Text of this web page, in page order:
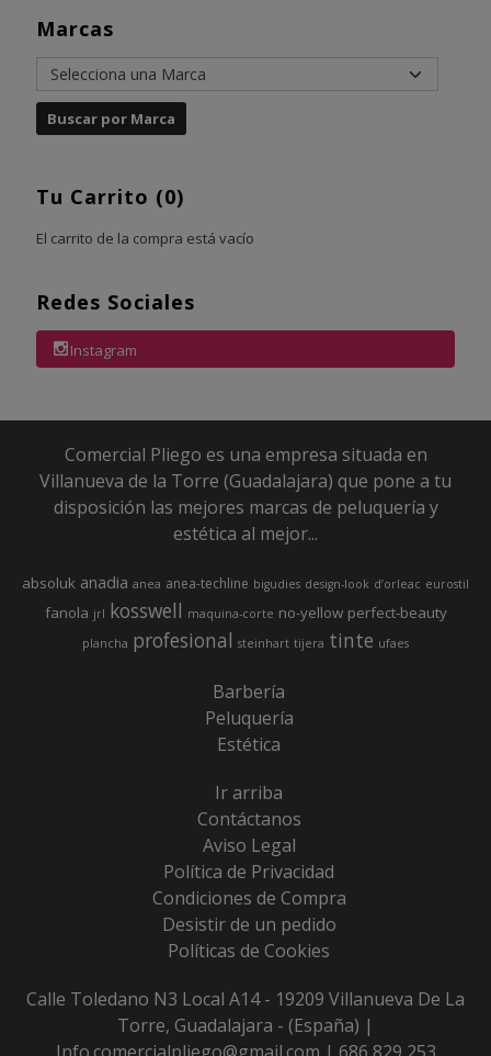
Marcas
Tu Carrito (0)
El carrito de la compra está vacío
Redes Sociales
Instagram
Comercial Pliego es una empresa situada en
Villanueva de la Torre (Guadalajara) que pone a tu
disposición las mejores marcas de peluquería y
estética al mejor...
absoluk anadia anea anea-techline bigudies design-look d’orleac eurostil
fanola jrl kosswell maquina-corte no-yellow perfect-beauty
plancha profesional steinhart tijera tinte ufaes
Barbería
Peluquería
Estética
Ir arriba
Contáctanos
Aviso Legal
Política de Privacidad
Condiciones de Compra
Desistir de un pedido
Políticas de Cookies
Calle Toledano N3 Local A14 - 19209 Villanueva De La
Torre, Guadalajara - (España) |